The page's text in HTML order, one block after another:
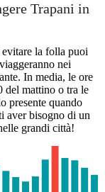
Trapani in
la folla puoi
nei
In media, le ore
del mattino o tra le
presente quando
aver bisogno di un
grandi città!